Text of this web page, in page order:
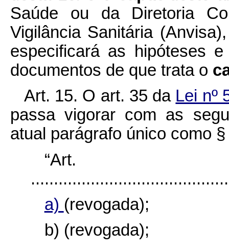
Saúde ou da Diretoria
Vigilância Sanitária
especificará as hipóteses
documentos de que trata o
Art. 15. O art. 35 da Lei nº
passa vigorar com as
atual parágrafo único como §
a) (revogada);
b) (revogada);